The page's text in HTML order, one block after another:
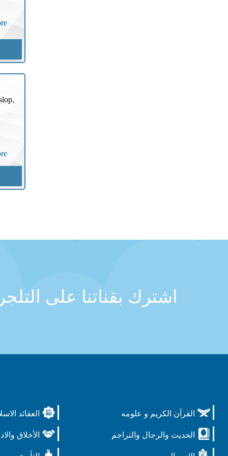
اشترك بقناتنا على
القرآن الكريم و علومه العقائد
الحديث والرجال والتراجم الأخلاق